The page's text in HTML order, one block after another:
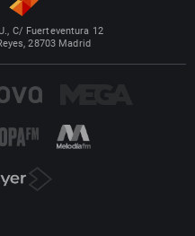
C/ Fuerteventura 12
28703 Madrid